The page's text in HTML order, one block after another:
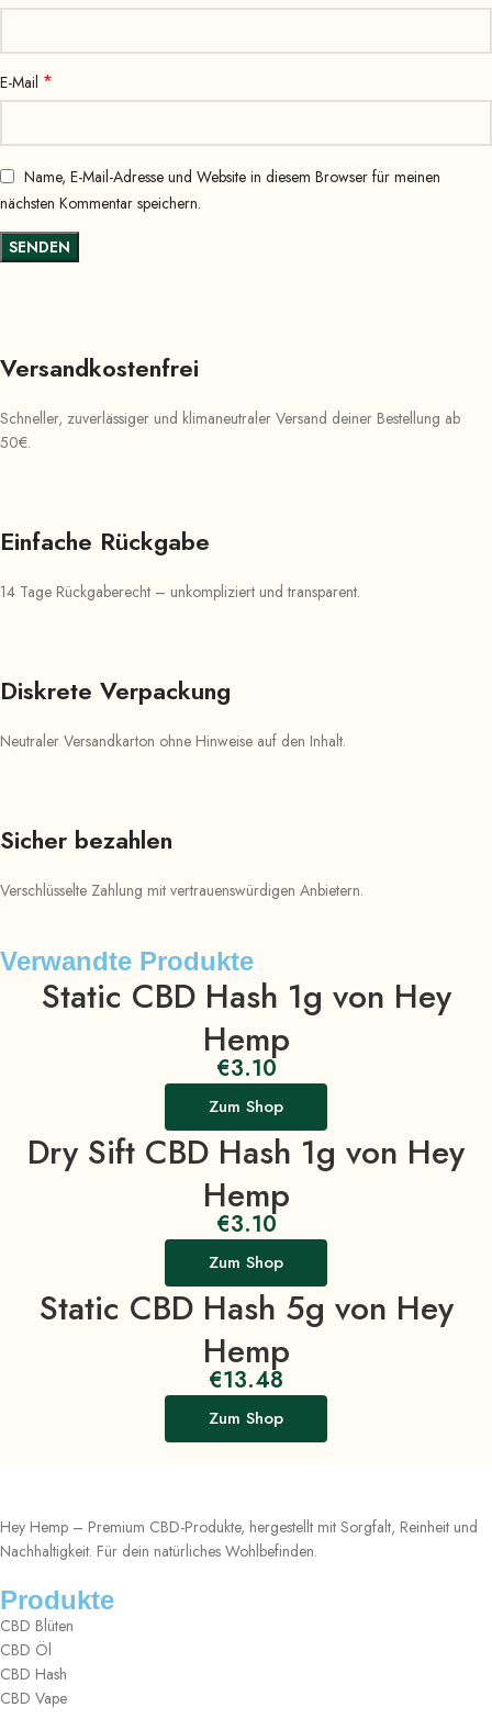
E-Mail *
Name, E-Mail-Adresse und Website in diesem Browser für meinen
nächsten Kommentar speichern.
Versandkostenfrei
Schneller, zuverlässiger und klimaneutraler Versand deiner Bestellung ab
50€.
Einfache Rückgabe
14 Tage Rückgaberecht – unkompliziert und transparent.
Diskrete Verpackung
Neutraler Versandkarton ohne Hinweise auf den Inhalt.
Sicher bezahlen
Verschlüsselte Zahlung mit vertrauenswürdigen Anbietern.
Verwandte Produkte
Static CBD Hash 1g von Hey
Hemp
€3.10
Zum Shop
Dry Sift CBD Hash 1g von Hey
Hemp
€3.10
Zum Shop
Static CBD Hash 5g von Hey
Hemp
€13.48
Zum Shop
Hey Hemp – Premium CBD-Produkte, hergestellt mit Sorgfalt, Reinheit und
Nachhaltigkeit. Für dein natürliches Wohlbefinden.
Produkte
CBD Blüten
CBD Öl
CBD Hash
CBD Vape